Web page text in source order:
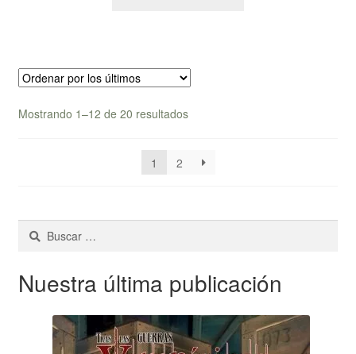
Mostrando 1–12 de 20 resultadosOrdenado
últimos
1 2
Buscar:
Nuestra última publicación